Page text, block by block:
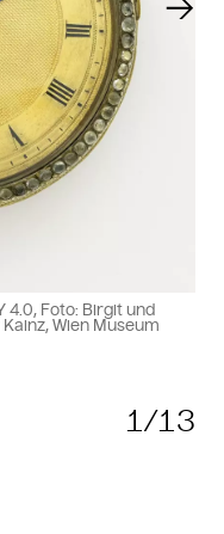
1/13
4.0, Foto: Birgit und
Wien Museum